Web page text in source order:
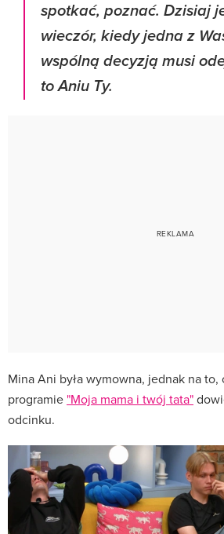
spotkać, poznać. Dzisiaj
wieczór, kiedy jedna z
wspólną decyzją musi
to Aniu Ty.
Mina Ani była wymowna, jednak na to,
programie "Moja mama i twój tata"
odcinku.